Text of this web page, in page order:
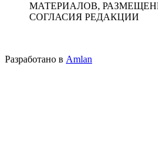
МАТЕРИАЛОВ,
СОГЛАСИЯ РЕДАКЦИИ
Разработано в Amlan